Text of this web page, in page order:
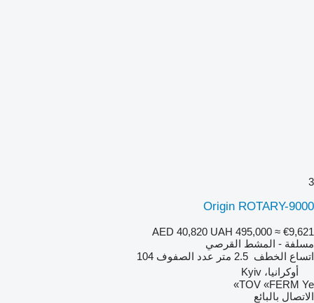
3
Origin ROTARY-9000
AED 40,820 UAH 495,000 ≈ €9,621
مسلفة - المشط القرصي
اتساع الخطف 2.5 متر عدد الصفوف 104
أوكرانيا، Kyiv
TOV «FERM Ye»
الاتصال بالبائع